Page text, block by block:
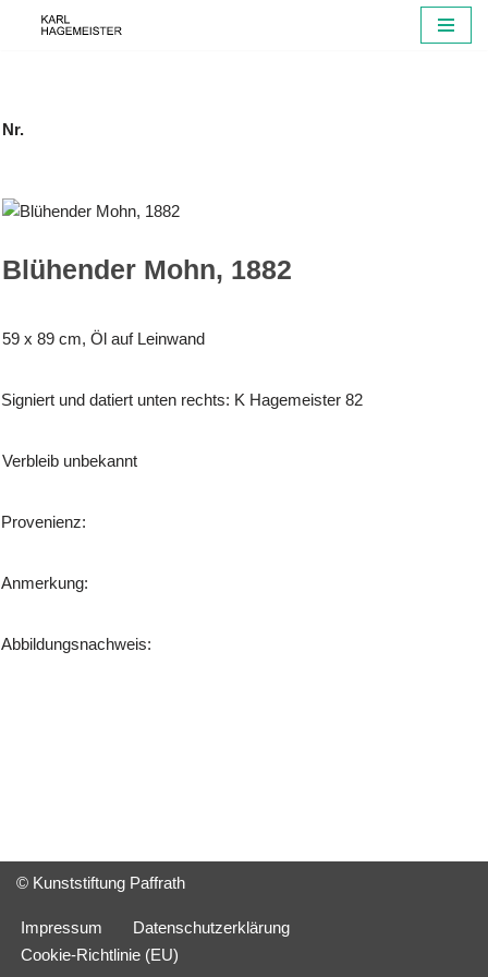
Nr.
Blühender Mohn, 1882
59 x 89 cm, Öl auf Leinwand
Signiert und datiert unten rechts: K Hagemeister 82
Verbleib unbekannt
Provenienz:
Anmerkung:
Abbildungsnachweis:
© Kunststiftung Paffrath
Impressum
Datenschutzerklärung
Cookie-Richtlinie (EU)